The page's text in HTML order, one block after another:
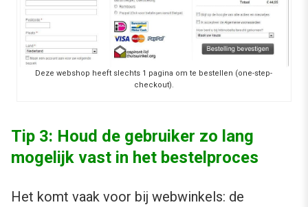
Deze webshop heeft slechts 1 pagina om te bestellen (one-step-
checkout).
Tip 3: Houd de gebruiker zo lang
mogelijk vast in het bestelproces
Het komt vaak voor bij webwinkels: de